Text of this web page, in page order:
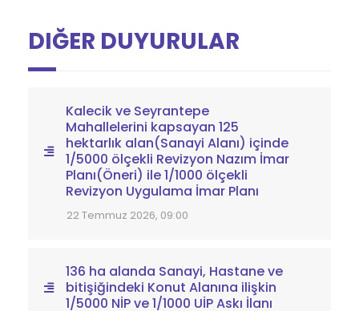
DIĞER DUYURULAR
Kalecik ve Seyrantepe
Mahallelerini kapsayan 125
hektarlık alan(Sanayi Alanı) içinde
1/5000 ölçekli Revizyon Nazım İmar
Planı(Öneri) ile 1/1000 ölçekli
Revizyon Uygulama İmar Planı
22 Temmuz 2026, 09:00
136 ha alanda Sanayi, Hastane ve
bitişiğindeki Konut Alanına ilişkin
1/5000 NİP ve 1/1000 UİP Askı İlanı